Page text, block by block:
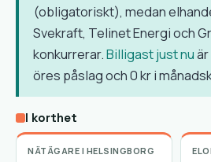
(obligatoriskt), medan
Svekraft, Telinet Energi och
konkurrerar.Billigast just nu
öres påslag och 0 kr i
I korthet
NÄTÄGARE I HELSINGBORG